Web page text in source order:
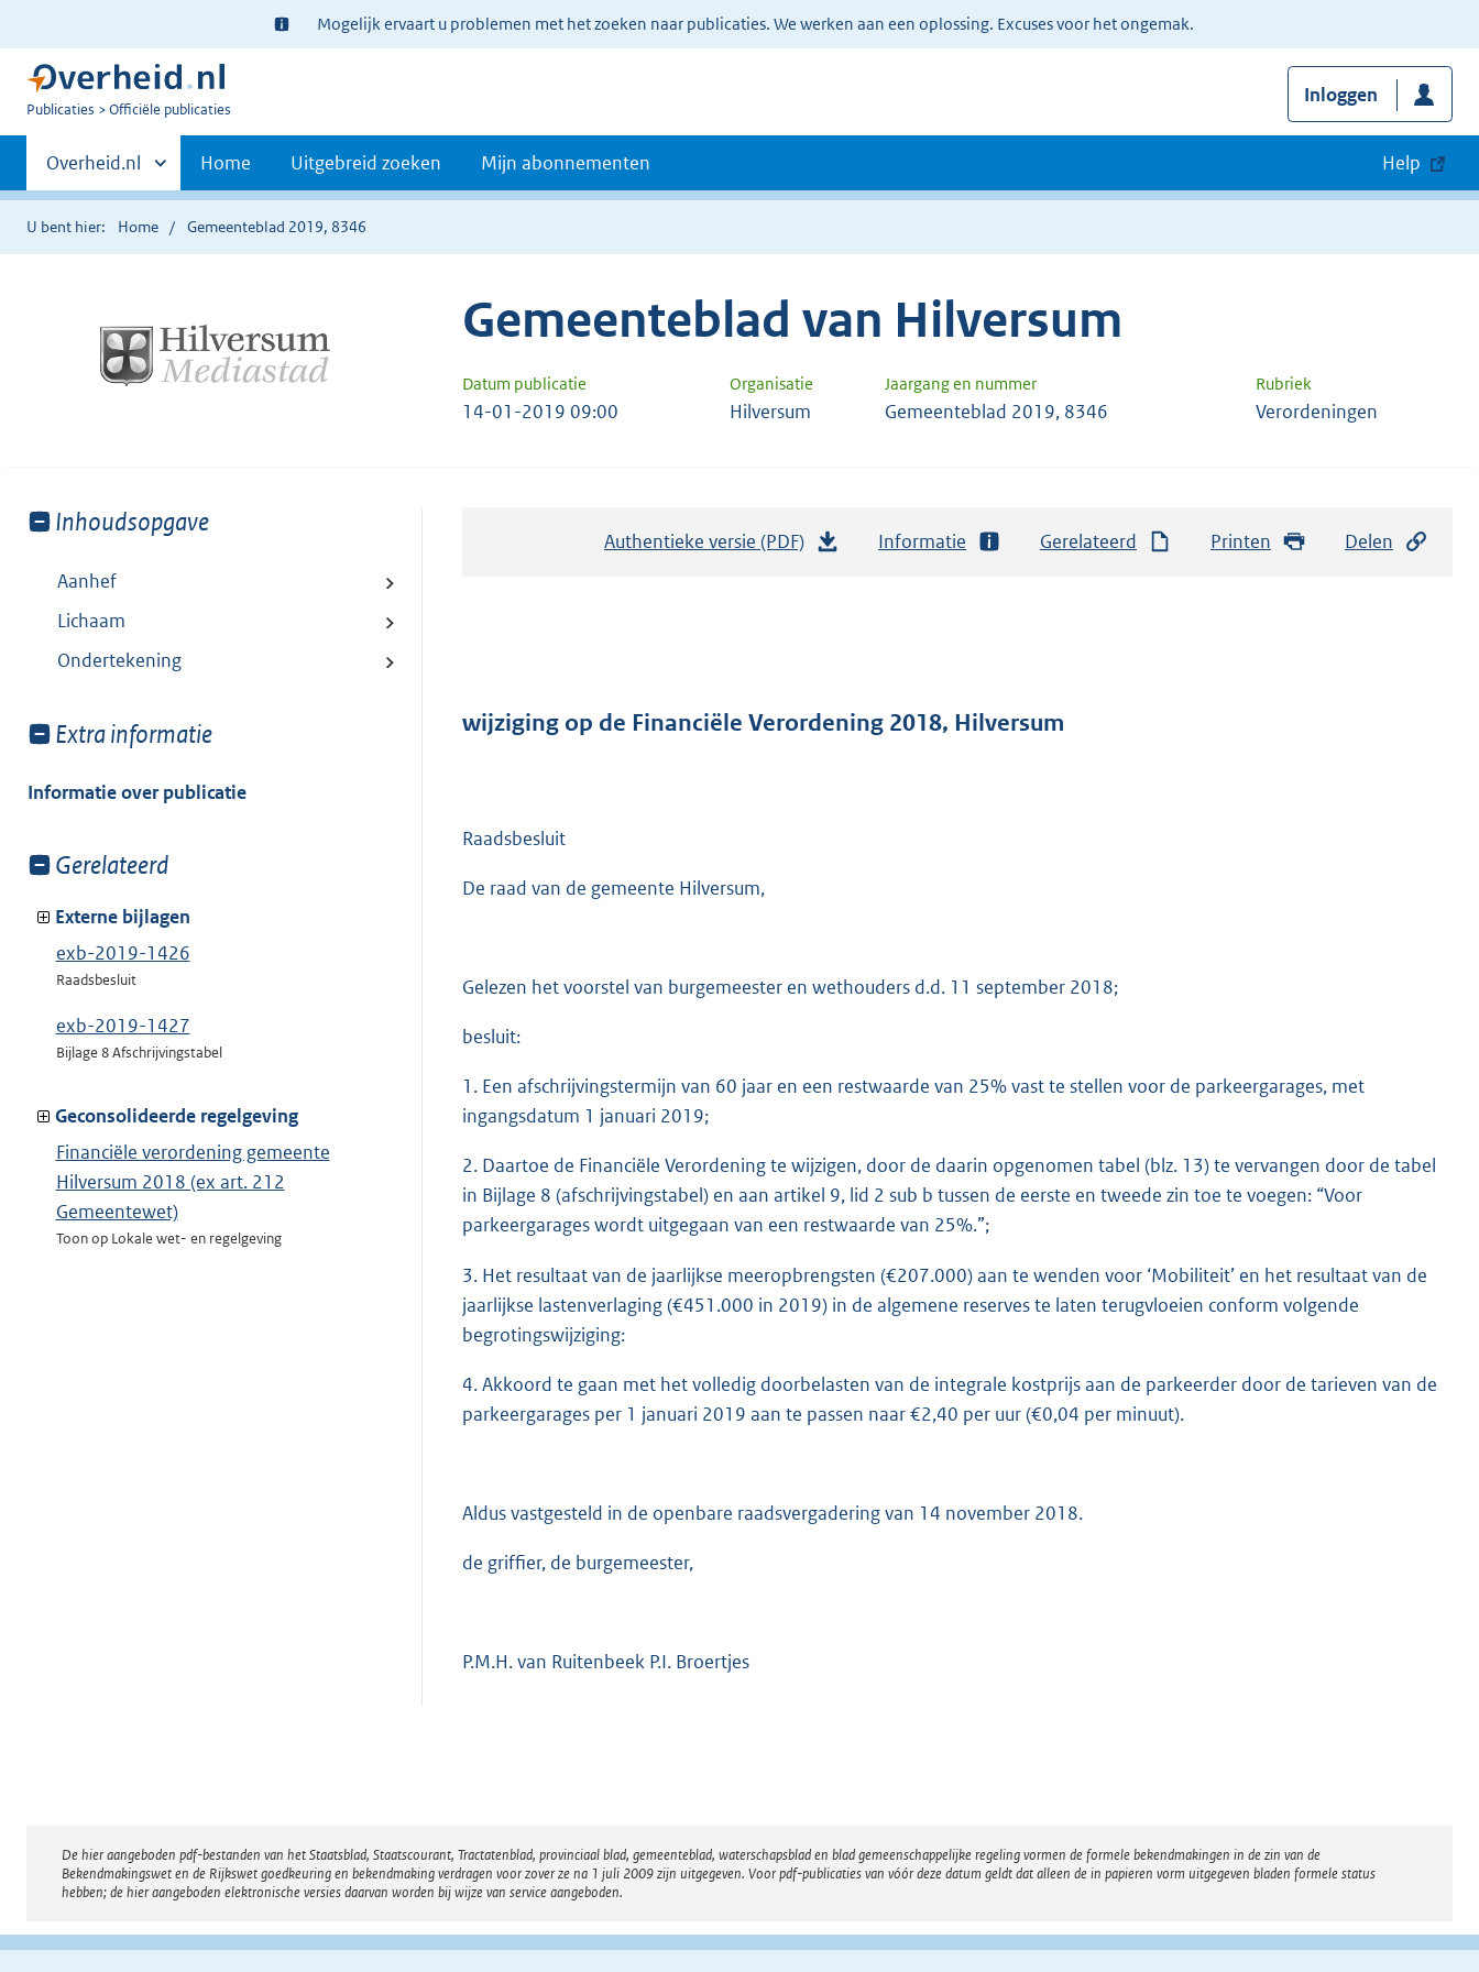
Ter
informatie:
Mogelijk ervaart u problemen met het zoeken naar publicaties. We werken aan een oplossing. Excuses voor het ongemak.
U
Publicaties Officiële publicaties
Inloggen
Primaire
navigatie
Andere
sites
binnen
Overheid.nl Home Uitgebreid zoeken Mijn abonnementen Help
U bent hier: Home Gemeenteblad 2019, 8346
Gemeenteblad van Hilversum
Datum publicatie Organisatie Jaargang en nummer Rubriek
14-01-2019 09:00 Hilversum Gemeenteblad 2019, 8346 Verordeningen
Toon
van:
Inhoudsopgave
Aanhef
Lichaam
Ondertekening
Toon
van:
Extra informatie
Informatie over publicatie
Toon
van:
Gerelateerd
Externe bijlagen
exb-2019-1426
Raadsbesluit
exb-2019-1427
Bijlage 8 Afschrijvingstabel
Geconsolideerde regelgeving
Financiële verordening gemeente
Hilversum 2018 (ex art. 212
Gemeentewet)
Toon op Lokale wet- en regelgeving
Authentieke versie (PDF)
d
:
Informatie Gerelateerd Printen Delen
wijziging op de Financiële Verordening 2018, Hilversum
Raadsbesluit
De raad van de gemeente Hilversum,
Gelezen het voorstel van burgemeester en wethouders d.d. 11 september 2018;
besluit:
1. Een afschrijvingstermijn van 60 jaar en een restwaarde van 25% vast te stellen voor de parkeergarages, met
ingangsdatum 1 januari 2019;
2. Daartoe de Financiële Verordening te wijzigen, door de daarin opgenomen tabel (blz. 13) te vervangen door de tabel
in Bijlage 8 (afschrijvingstabel) en aan artikel 9, lid 2 sub b tussen de eerste en tweede zin toe te voegen: “Voor
parkeergarages wordt uitgegaan van een restwaarde van 25%.”;
3. Het resultaat van de jaarlijkse meeropbrengsten (€207.000) aan te wenden voor ‘Mobiliteit’ en het resultaat van de
jaarlijkse lastenverlaging (€451.000 in 2019) in de algemene reserves te laten terugvloeien conform volgende
begrotingswijziging:
4. Akkoord te gaan met het volledig doorbelasten van de integrale kostprijs aan de parkeerder door de tarieven van de
parkeergarages per 1 januari 2019 aan te passen naar €2,40 per uur (€0,04 per minuut).
Aldus vastgesteld in de openbare raadsvergadering van 14 november 2018.
de griffier, de burgemeester,
P.M.H. van Ruitenbeek P.I. Broertjes
Disclaimer
De hier aangeboden pdf-bestanden van het Staatsblad, Staatscourant, Tractatenblad, provinciaal blad, gemeenteblad, waterschapsblad en blad gemeenschappelijke regeling vormen de formele bekendmakingen in de zin van de
Bekendmakingswet en de Rijkswet goedkeuring en bekendmaking verdragen voor zover ze na 1 juli 2009 zijn uitgegeven. Voor pdf-publicaties van vóór deze datum geldt dat alleen de in papieren vorm uitgegeven bladen formele status
hebben; de hier aangeboden elektronische versies daarvan worden bij wijze van service aangeboden.